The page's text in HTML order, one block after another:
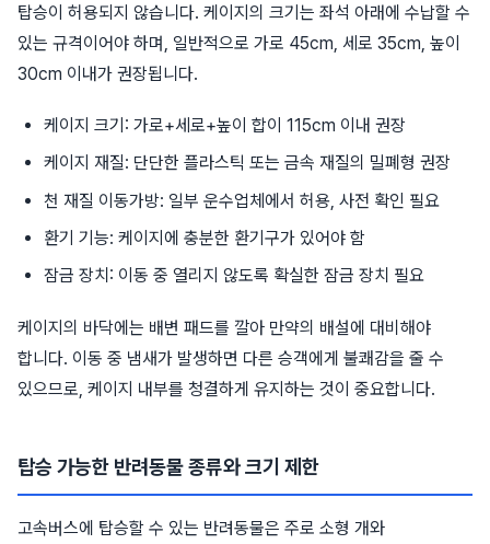
탑승이 허용되지 않습니다. 케이지의 크기는 좌석 아래에 수납할 수
있는 규격이어야 하며, 일반적으로 가로 45cm, 세로 35cm, 높이
30cm 이내가 권장됩니다.
케이지 크기: 가로+세로+높이 합이 115cm 이내 권장
케이지 재질: 단단한 플라스틱 또는 금속 재질의 밀폐형 권장
천 재질 이동가방: 일부 운수업체에서 허용, 사전 확인 필요
환기 기능: 케이지에 충분한 환기구가 있어야 함
잠금 장치: 이동 중 열리지 않도록 확실한 잠금 장치 필요
케이지의 바닥에는 배변 패드를 깔아 만약의 배설에 대비해야
합니다. 이동 중 냄새가 발생하면 다른 승객에게 불쾌감을 줄 수
있으므로, 케이지 내부를 청결하게 유지하는 것이 중요합니다.
탑승 가능한 반려동물 종류와 크기 제한
고속버스에 탑승할 수 있는 반려동물은 주로 소형 개와